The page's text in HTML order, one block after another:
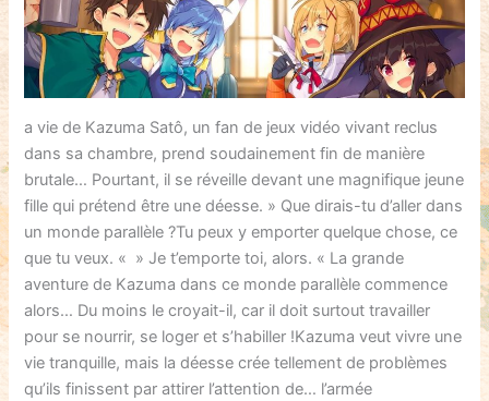
a vie de Kazuma Satô, un fan de jeux vidéo vivant reclus
dans sa chambre, prend soudainement fin de manière
brutale… Pourtant, il se réveille devant une magnifique jeune
fille qui prétend être une déesse. » Que dirais-tu d’aller dans
un monde parallèle ?Tu peux y emporter quelque chose, ce
que tu veux. « » Je t’emporte toi, alors. « La grande
aventure de Kazuma dans ce monde parallèle commence
alors… Du moins le croyait-il, car il doit surtout travailler
pour se nourrir, se loger et s’habiller !Kazuma veut vivre une
vie tranquille, mais la déesse crée tellement de problèmes
qu’ils finissent par attirer l’attention de… l’armée